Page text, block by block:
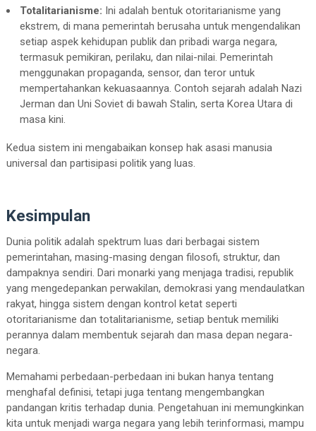
Totalitarianisme: Ini adalah bentuk otoritarianisme yang
ekstrem, di mana pemerintah berusaha untuk mengendalikan
setiap aspek kehidupan publik dan pribadi warga negara,
termasuk pemikiran, perilaku, dan nilai-nilai. Pemerintah
menggunakan propaganda, sensor, dan teror untuk
mempertahankan kekuasaannya. Contoh sejarah adalah Nazi
Jerman dan Uni Soviet di bawah Stalin, serta Korea Utara di
masa kini.
Kedua sistem ini mengabaikan konsep hak asasi manusia
universal dan partisipasi politik yang luas.
Kesimpulan
Dunia politik adalah spektrum luas dari berbagai sistem
pemerintahan, masing-masing dengan filosofi, struktur, dan
dampaknya sendiri. Dari monarki yang menjaga tradisi, republik
yang mengedepankan perwakilan, demokrasi yang mendaulatkan
rakyat, hingga sistem dengan kontrol ketat seperti
otoritarianisme dan totalitarianisme, setiap bentuk memiliki
perannya dalam membentuk sejarah dan masa depan negara-
negara.
Memahami perbedaan-perbedaan ini bukan hanya tentang
menghafal definisi, tetapi juga tentang mengembangkan
pandangan kritis terhadap dunia. Pengetahuan ini memungkinkan
kita untuk menjadi warga negara yang lebih terinformasi, mampu